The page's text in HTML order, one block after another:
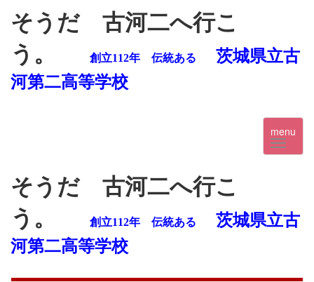
そうだ 古河二へ行こ
う。
創立112年 伝統ある
茨城県立古
河第二高等学校
menu
そうだ 古河二へ行こ
う。
創立112年 伝統ある
茨城県立古
河第二高等学校